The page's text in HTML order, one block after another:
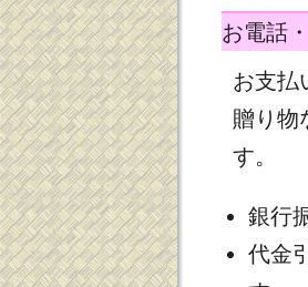
お電話
お支払
贈り物
す。
銀行
代金